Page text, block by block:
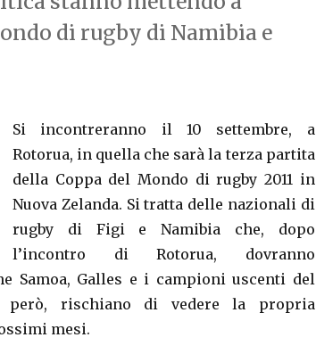
di rugby di Namibia e
Si incontreranno il 10 settembre, a
Rotorua, in quella che sarà la terza partita
della Coppa del Mondo di rugby 2011 in
Nuova Zelanda. Si tratta delle nazionali di
rugby di Figi e Namibia che, dopo
l’incontro di Rotorua, dovranno
Samoa, Galles e i campioni uscenti del
però, rischiano di vedere la propria
mesi.